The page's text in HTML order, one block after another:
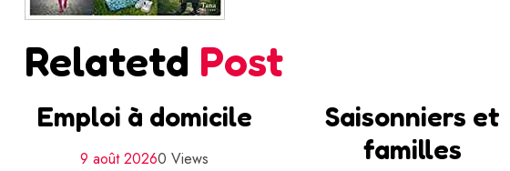
Relatetd Post
Emploi à domicile
9 août 20260 Views
Saisonniers et
familles